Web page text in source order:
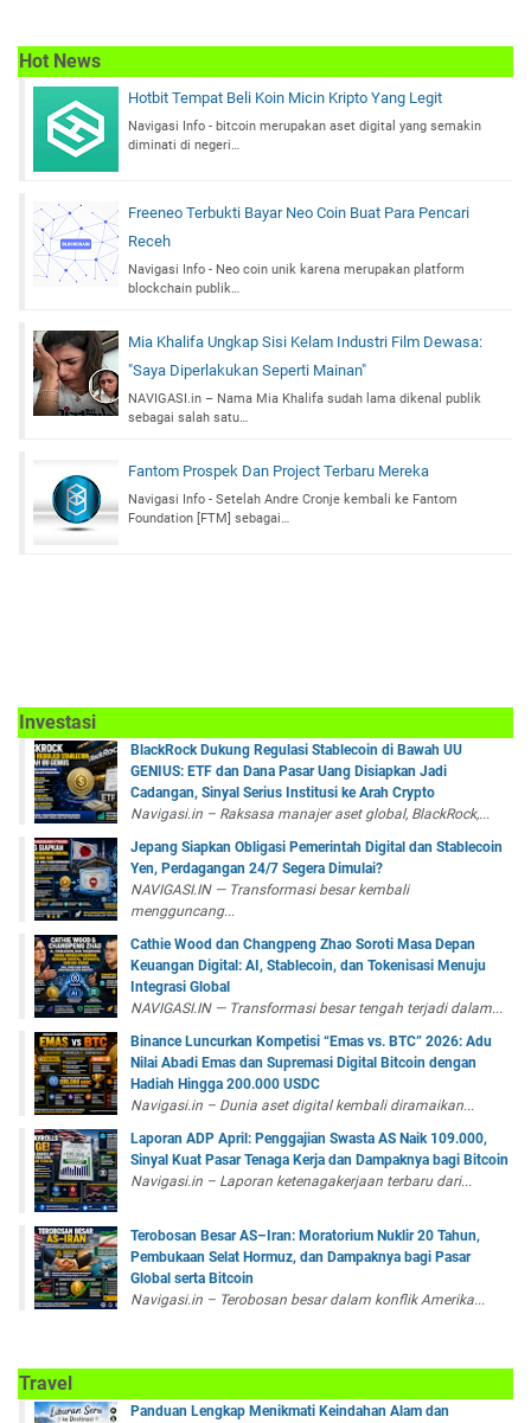
Hot News
Hotbit Tempat Beli Koin Micin Kripto Yang Legit
Navigasi Info - bitcoin merupakan aset digital yang semakin
diminati di negeri…
Freeneo Terbukti Bayar Neo Coin Buat Para Pencari
Receh
Navigasi Info - Neo coin unik karena merupakan platform
blockchain publik…
Mia Khalifa Ungkap Sisi Kelam Industri Film Dewasa:
"Saya Diperlakukan Seperti Mainan"
NAVIGASI.in – Nama Mia Khalifa sudah lama dikenal publik
sebagai salah satu…
Fantom Prospek Dan Project Terbaru Mereka
Navigasi Info - Setelah Andre Cronje kembali ke Fantom
Foundation [FTM] sebagai…
Investasi
BlackRock Dukung Regulasi Stablecoin di Bawah UU
GENIUS: ETF dan Dana Pasar Uang Disiapkan Jadi
Cadangan, Sinyal Serius Institusi ke Arah Crypto
Navigasi.in – Raksasa manajer aset global, BlackRock,...
Jepang Siapkan Obligasi Pemerintah Digital dan Stablecoin
Yen, Perdagangan 24/7 Segera Dimulai?
NAVIGASI.IN — Transformasi besar kembali
mengguncang...
Cathie Wood dan Changpeng Zhao Soroti Masa Depan
Keuangan Digital: AI, Stablecoin, dan Tokenisasi Menuju
Integrasi Global
NAVIGASI.IN — Transformasi besar tengah terjadi dalam...
Binance Luncurkan Kompetisi “Emas vs. BTC” 2026: Adu
Nilai Abadi Emas dan Supremasi Digital Bitcoin dengan
Hadiah Hingga 200.000 USDC
Navigasi.in – Dunia aset digital kembali diramaikan...
Laporan ADP April: Penggajian Swasta AS Naik 109.000,
Sinyal Kuat Pasar Tenaga Kerja dan Dampaknya bagi Bitcoin
Navigasi.in – Laporan ketenagakerjaan terbaru dari...
Terobosan Besar AS–Iran: Moratorium Nuklir 20 Tahun,
Pembukaan Selat Hormuz, dan Dampaknya bagi Pasar
Global serta Bitcoin
Navigasi.in – Terobosan besar dalam konflik Amerika...
Travel
Panduan Lengkap Menikmati Keindahan Alam dan